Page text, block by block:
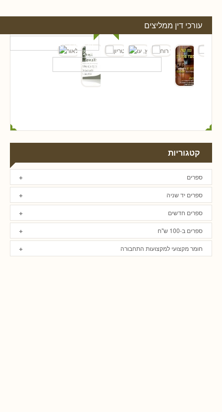
עורכי דין ממליצים
קטגוריות
ספרים
ספרים יד שניה
ספרים חדשים
ספרים ב-100 ש"ח
חומר מקצועי למקצועות התחבורה